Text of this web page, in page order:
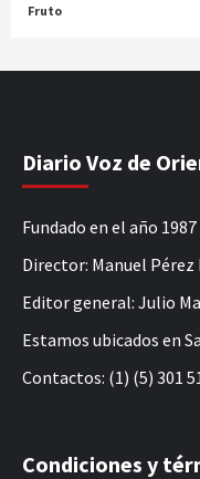
Fruto
Diario Voz de
Fundado en el año 1987
Director: Manuel Pérez
Editor general: Julio
Estamos ubicados en
Contactos: (1) (5) 301
Condiciones y